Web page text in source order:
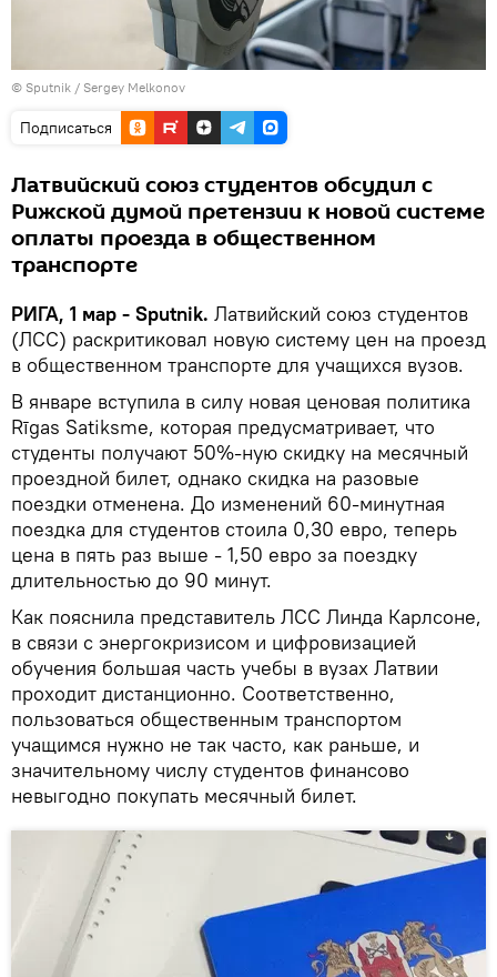
© Sputnik / Sergey Melkonov
Подписаться
Латвийский союз студентов обсудил с
Рижской думой претензии к новой системе
оплаты проезда в общественном
транспорте
РИГА, 1 мар - Sputnik. Латвийский союз студентов
(ЛСС) раскритиковал новую систему цен на проезд
в общественном транспорте для учащихся вузов.
В январе вступила в силу новая ценовая политика
Rīgas Satiksme, которая предусматривает, что
студенты получают 50%-ную скидку на месячный
проездной билет, однако скидка на разовые
поездки отменена. До изменений 60-минутная
поездка для студентов стоила 0,30 евро, теперь
цена в пять раз выше - 1,50 евро за поездку
длительностью до 90 минут.
Как пояснила представитель ЛСС Линда Карлсоне,
в связи с энергокризисом и цифровизацией
обучения большая часть учебы в вузах Латвии
проходит дистанционно. Соответственно,
пользоваться общественным транспортом
учащимся нужно не так часто, как раньше, и
значительному числу студентов финансово
невыгодно покупать месячный билет.